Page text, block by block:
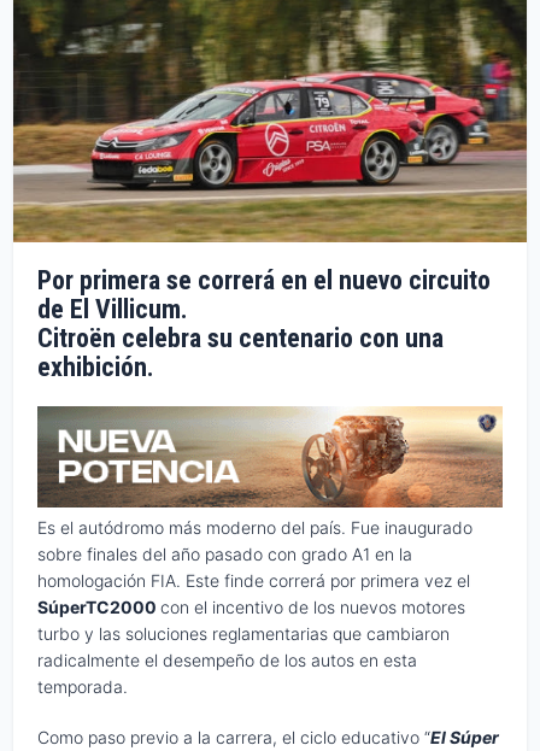
Por primera se correrá en el nuevo circuito
de El Villicum.
Citroën celebra su centenario con una
exhibición.
Es el autódromo más moderno del país. Fue inaugurado
sobre finales del año pasado con grado A1 en la
homologación FIA. Este finde correrá por primera vez el
SúperTC2000con el incentivo de los nuevos motores
turbo y las soluciones reglamentarias que cambiaron
radicalmente el desempeño de los autos en esta
temporada.
Como paso previo a la carrera, el ciclo educativo “El Súper